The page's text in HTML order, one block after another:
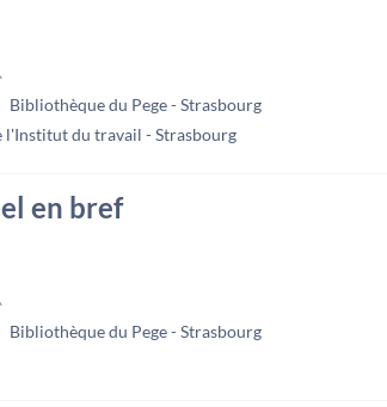
Bibliothèque du Pege - Strasbourg
l'Institut du travail - Strasbourg
en bref
Bibliothèque du Pege - Strasbourg